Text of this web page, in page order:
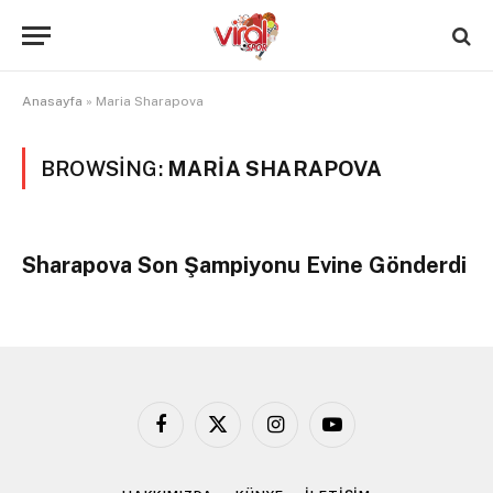
Anasayfa » Maria Sharapova
BROWSING: MARIA SHARAPOVA
Sharapova Son Şampiyonu Evine Gönderdi
Facebook
X
InstagramYouTube